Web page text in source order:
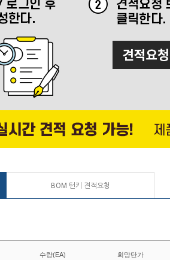
BOM 턴키 견적요청
수량(EA) 희망단가